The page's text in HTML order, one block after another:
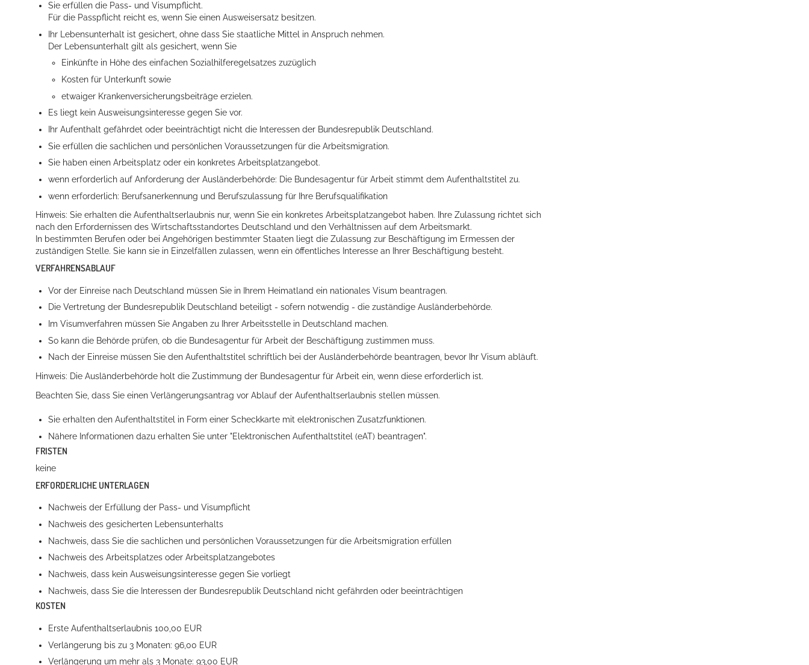
Erleben in Hockenheim
mehr dazu...
Sie erfüllen die Pass- und Visumpflicht.
Für die Passpflicht reicht es, wenn Sie einen Ausweisersatz besitzen.
Ihr Lebensunterhalt ist gesichert, ohne dass Sie staatliche Mittel in Anspruch nehmen.
Der Lebensunterhalt gilt als gesichert, wenn Sie
Einkünfte in Höhe des einfachen Sozialhilferegelsatzes zuzüglich
Kosten für Unterkunft sowie
etwaiger Krankenversicherungsbeiträge erzielen.
Es liegt kein Ausweisungsinteresse gegen Sie vor.
Ihr Aufenthalt gefährdet oder beeinträchtigt nicht die Interessen der Bundesrepublik Deutschland.
Sie erfüllen die sachlichen und persönlichen Voraussetzungen für die Arbeitsmigration.
Sie haben einen Arbeitsplatz oder ein konkretes Arbeitsplatzangebot.
wenn erforderlich auf Anforderung der Ausländerbehörde: Die Bundesagentur für Arbeit stimmt dem Aufenthaltstitel zu.
wenn erforderlich: Berufsanerkennung und Berufszulassung für Ihre Berufsqualifikation
Hinweis: Sie erhalten die Aufenthaltserlaubnis nur, wenn Sie ein konkretes Arbeitsplatzangebot haben. Ihre Zulassung richtet sich
nach den Erfordernissen des Wirtschaftsstandortes Deutschland und den Verhältnissen auf dem Arbeitsmarkt.
In bestimmten Berufen oder bei Angehörigen bestimmter Staaten liegt die Zulassung zur Beschäftigung im Ermessen der
zuständigen Stelle. Sie kann sie in Einzelfällen zulassen, wenn ein öffentliches Interesse an Ihrer Beschäftigung besteht.
VERFAHRENSABLAUF
Vor der Einreise nach Deutschland müssen Sie in Ihrem Heimatland ein nationales Visum beantragen.
Die Vertretung der Bundesrepublik Deutschland beteiligt - sofern notwendig - die zuständige Ausländerbehörde.
Im Visumverfahren müssen Sie Angaben zu Ihrer Arbeitsstelle in Deutschland machen.
So kann die Behörde prüfen, ob die Bundesagentur für Arbeit der Beschäftigung zustimmen muss.
Nach der Einreise müssen Sie den Aufenthaltstitel schriftlich bei der Ausländerbehörde beantragen, bevor Ihr Visum abläuft.
Hinweis: Die Ausländerbehörde holt die Zustimmung der Bundesagentur für Arbeit ein, wenn diese erforderlich ist.
Beachten Sie, dass Sie einen Verlängerungsantrag vor Ablauf der Aufenthaltserlaubnis stellen müssen.
Sie erhalten den Aufenthaltstitel in Form einer Scheckkarte mit elektronischen Zusatzfunktionen.
Nähere Informationen dazu erhalten Sie unter "Elektronischen Aufenthaltstitel (eAT) beantragen".
FRISTEN
keine
ERFORDERLICHE UNTERLAGEN
Nachweis der Erfüllung der Pass- und Visumpflicht
Nachweis des gesicherten Lebensunterhalts
Nachweis, dass Sie die sachlichen und persönlichen Voraussetzungen für die Arbeitsmigration erfüllen
Nachweis des Arbeitsplatzes oder Arbeitsplatzangebotes
Nachweis, dass kein Ausweisungsinteresse gegen Sie vorliegt
Nachweis, dass Sie die Interessen der Bundesrepublik Deutschland nicht gefährden oder beeinträchtigen
KOSTEN
Erste Aufenthaltserlaubnis 100,00 EUR
Verlängerung bis zu 3 Monaten: 96,00 EUR
Verlängerung um mehr als 3 Monate: 93,00 EUR